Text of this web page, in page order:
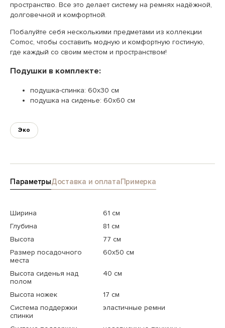
пространство. Все это делает систему на ремнях надёжной,
долговечной и комфортной.
Побалуйте себя несколькими предметами из коллекции
Comoc, чтобы составить модную и комфортную гостиную,
где каждый со своим местом и пространством!
Подушки в комплекте:
подушка-спинка: 60х30 см
подушка на сиденье: 60х60 см
Эко
ПараметрыДоставка и оплатаПримерка
Ширина
61 см
Глубина
81 см
Высота
77 см
Размер посадочного
места
60х50 см
Высота сиденья над
полом
40 см
Высота ножек
17 см
Система поддержки
спинки
эластичные ремни